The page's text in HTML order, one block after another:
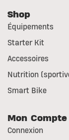
Shop
Équipements
Starter Kit
Accessoires
Nutrition
Smart Bike
Mon Compte
Connexion